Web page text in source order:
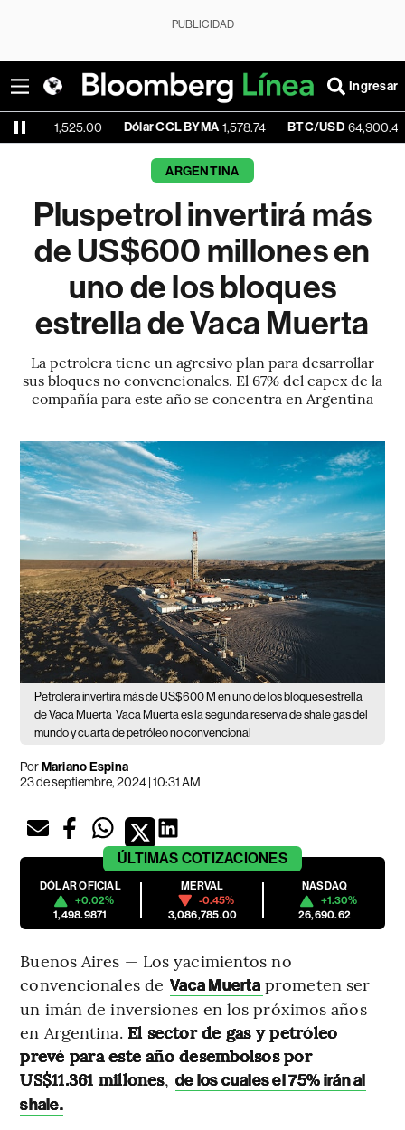
PUBLICIDAD
Ingresar
Dólar CCL BYMA 1,578.74 BTC/USD 64,900.43 -
ARGENTINA
Pluspetrol invertirá más
de US$600 millones en
uno de los bloques
estrella de Vaca Muerta
La petrolera tiene un agresivo plan para desarrollar
sus bloques no convencionales. El 67% del capex de la
compañía para este año se concentra en Argentina
Petrolera invertirá más de US$600 M en uno de los bloques estrella
de Vaca Muerta Vaca Muerta es la segunda reserva de shale gas del
mundo y cuarta de petróleo no convencional
PorMariano Espina
23 de septiembre, 2024 | 10:31 AM
ÚLTIMAS COTIZACIONES
DÓLAR OFICIAL
+0.02%
1,498.9871
MERVAL
-0.45%
3,086,785.00
NASDAQ
+1.30%
26,690.62
Buenos Aires — Los yacimientos no
convencionales de Vaca Muerta prometen ser
un imán de inversiones en los próximos años
en Argentina. El sector de gas y petróleo
prevé para este año desembolsos por
US$11.361 millones, de los cuales el 75% irán al
shale.